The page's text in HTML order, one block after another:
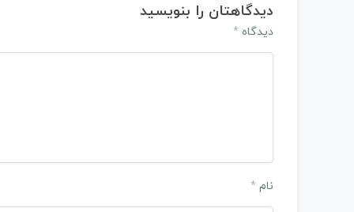
دیدگاهتان را بنویسید
دیدگاه *
نام *